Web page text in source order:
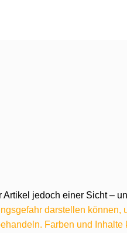
jedoch einer Sicht –
darstellen
Farben und